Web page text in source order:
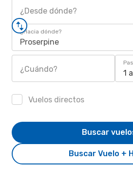
¿Desde dónde?
¿Hacia dónde?
Proserpine
¿Cuándo? 1
Vuelos directos
Buscar Vuelo +
Buscar